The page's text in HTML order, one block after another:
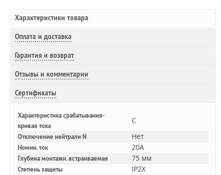
Характеристики товара
Оплата и доставка
Гарантия и возврат
Отзывы и комментарии
Сертификаты
Характеристика срабатывания-
кривая тока
C
Отключение нейтрали N Нет
Номин. ток 20A
Глубина монтажн. встраиваемая 75 мм
Степень защиты IP2X